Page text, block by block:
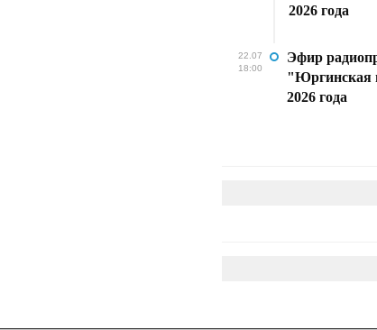
2026 года
22.07
18:00
Эфир
"Юргинская
2026 года